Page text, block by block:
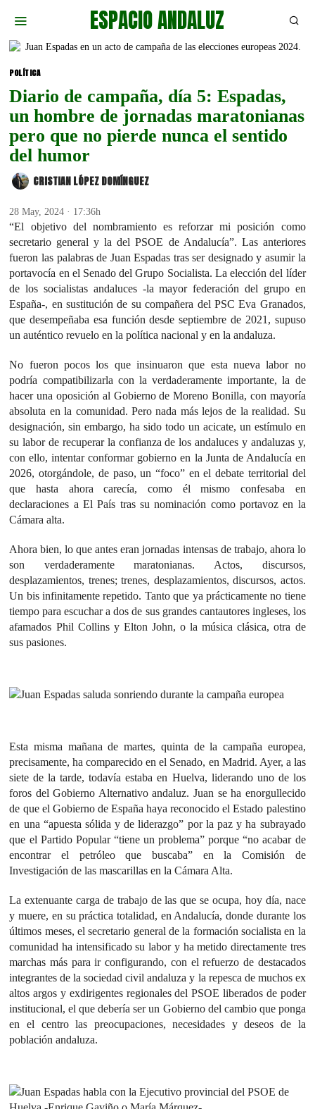
ESPACIO ANDALUZ
POLÍTICA
Diario de campaña, día 5: Espadas,
un hombre de jornadas maratonianas
pero que no pierde nunca el sentido
del humor
CRISTIAN LÓPEZ DOMÍNGUEZ
28 May, 2024 · 17:36h
“El objetivo del nombramiento es reforzar mi posición como
secretario general y la del PSOE de Andalucía”. Las anteriores
fueron las palabras de Juan Espadas tras ser designado y asumir la
portavocía en el Senado del Grupo Socialista. La elección del líder
de los socialistas andaluces -la mayor federación del grupo en
España-, en sustitución de su compañera del PSC Eva Granados,
que desempeñaba esa función desde septiembre de 2021, supuso
un auténtico revuelo en la política nacional y en la andaluza.
No fueron pocos los que insinuaron que esta nueva labor no
podría compatibilizarla con la verdaderamente importante, la de
hacer una oposición al Gobierno de Moreno Bonilla, con mayoría
absoluta en la comunidad. Pero nada más lejos de la realidad. Su
designación, sin embargo, ha sido todo un acicate, un estímulo en
su labor de recuperar la confianza de los andaluces y andaluzas y,
con ello, intentar conformar gobierno en la Junta de Andalucía en
2026, otorgándole, de paso, un “foco” en el debate territorial del
que hasta ahora carecía, como él mismo confesaba en
declaraciones a El País tras su nominación como portavoz en la
Cámara alta.
Ahora bien, lo que antes eran jornadas intensas de trabajo, ahora lo
son verdaderamente maratonianas. Actos, discursos,
desplazamientos, trenes; trenes, desplazamientos, discursos, actos.
Un bis infinitamente repetido. Tanto que ya prácticamente no tiene
tiempo para escuchar a dos de sus grandes cantautores ingleses, los
afamados Phil Collins y Elton John, o la música clásica, otra de
sus pasiones.
Esta misma mañana de martes, quinta de la campaña europea,
precisamente, ha comparecido en el Senado, en Madrid. Ayer, a las
siete de la tarde, todavía estaba en Huelva, liderando uno de los
foros del Gobierno Alternativo andaluz. Juan se ha enorgullecido
de que el Gobierno de España haya reconocido el Estado palestino
en una “apuesta sólida y de liderazgo” por la paz y ha subrayado
que el Partido Popular “tiene un problema” porque “no acabar de
encontrar el petróleo que buscaba” en la Comisión de
Investigación de las mascarillas en la Cámara Alta.
La extenuante carga de trabajo de las que se ocupa, hoy día, nace
y muere, en su práctica totalidad, en Andalucía, donde durante los
últimos meses, el secretario general de la formación socialista en la
comunidad ha intensificado su labor y ha metido directamente tres
marchas más para ir configurando, con el refuerzo de destacados
integrantes de la sociedad civil andaluza y la repesca de muchos ex
altos argos y exdirigentes regionales del PSOE liberados de poder
institucional, el que debería ser un Gobierno del cambio que ponga
en el centro las preocupaciones, necesidades y deseos de la
población andaluza.